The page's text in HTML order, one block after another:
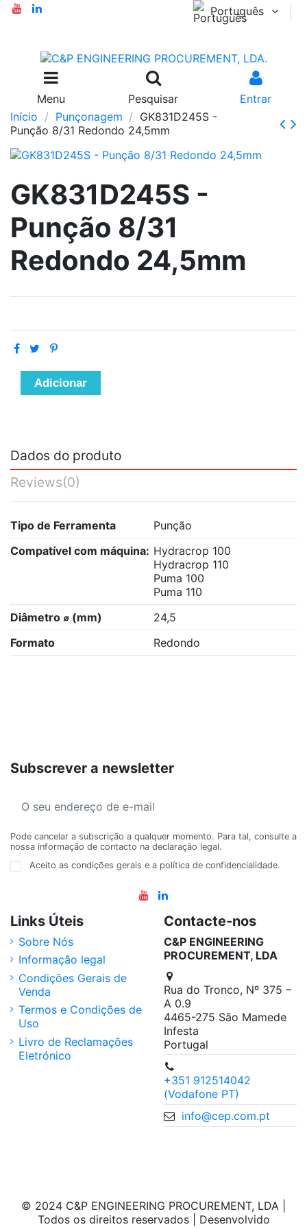
Português
Menu Pesquisar
Entrar
Início
Punçonagem
GK831D245S -
Punção 8/31 Redondo 24,5mm
GK831D245S -
Punção 8/31
Redondo 24,5mm
Adicionar
Dados do produto
Reviews(0)
Tipo de Ferramenta
Punção
Compatível com máquina: Hydracrop 100
Hydracrop 110
Puma 100
Puma 110
Diâmetro ⌀ (mm)
24,5
Formato
Redondo
Subscrever a newsletter
Pode cancelar a subscrição a qualquer momento. Para tal, consulte a
nossa informação de contacto na declaração legal.
Aceito as condições gerais e a política de confidencialidade.
Links Úteis
Sobre Nós
Informação legal
Condições Gerais de
Venda
Termos e Condições de
Uso
Livro de Reclamações
Eletrónico
Contacte-nos
C&P ENGINEERING
PROCUREMENT, LDA
Rua do Tronco, Nº 375 –
A 0.9
4465-275 São Mamede
Infesta
Portugal
+351 912514042
(Vodafone PT)
info@cep.com.pt
© 2024 C&P ENGINEERING PROCUREMENT, LDA |
Todos os direitos reservados | Desenvolvido